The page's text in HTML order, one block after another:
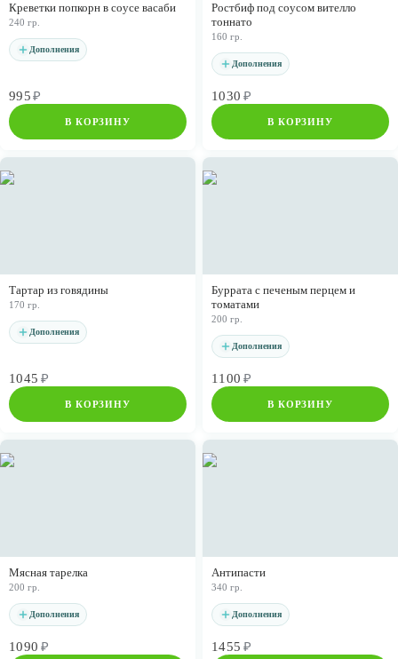
Креветки попкорн в соусе васаби
240 гр.
Дополнения
995 ₽
В КОРЗИНУ
Ростбиф под соусом вителло
тоннато
160 гр.
Дополнения
1030 ₽
В КОРЗИНУ
Тартар из говядины
170 гр.
Дополнения
1045 ₽
В КОРЗИНУ
Буррата с печеным перцем и
томатами
200 гр.
Дополнения
1100 ₽
В КОРЗИНУ
Мясная тарелка
200 гр.
Дополнения
1090 ₽
Антипасти
340 гр.
Дополнения
1455 ₽